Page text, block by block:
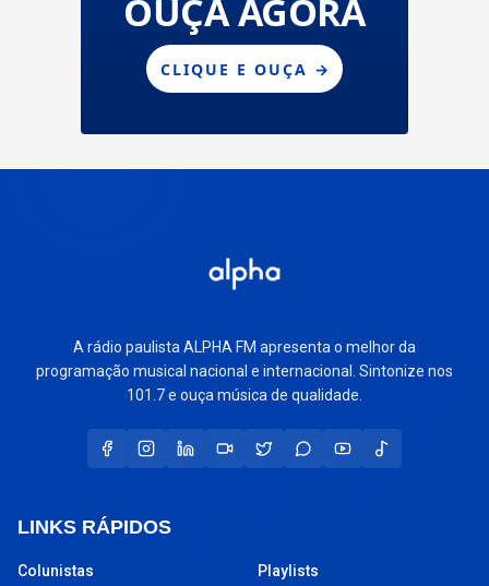
A rádio paulista ALPHA FM apresenta o melhor da
programação musical nacional e internacional. Sintonize nos
101.7 e ouça música de qualidade.
LINKS RÁPIDOS
Colunistas
Playlists